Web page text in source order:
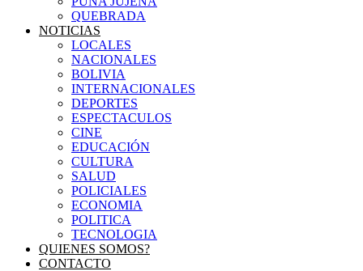
QUEBRADA
NOTICIAS
LOCALES
NACIONALES
BOLIVIA
INTERNACIONALES
DEPORTES
ESPECTACULOS
CINE
EDUCACIÓN
CULTURA
SALUD
POLICIALES
ECONOMIA
POLITICA
TECNOLOGIA
QUIENES SOMOS?
CONTACTO